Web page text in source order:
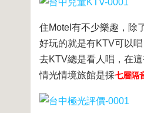
住Motel有不少樂趣，除
好玩的就是有KTV可以
去KTV總是看人唱，在
情光情境旅館是採七層隔